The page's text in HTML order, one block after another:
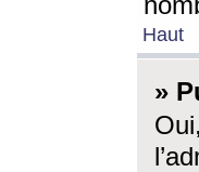
Haut
»